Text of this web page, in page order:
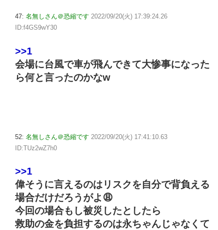
47: 名無しさん＠恐縮です 2022/09/20(火) 17:39:24.26
ID:f4GS9wY30
>>1
会場に台風で車が飛んできて大惨事になった
ら何と言ったのかなw
52: 名無しさん＠恐縮です 2022/09/20(火) 17:41:10.63
ID:TUz2wZ7h0
>>1
偉そうに言えるのはリスクを自分で背負える
場合だけだろうがよ😩
今回の場合もし被災したとしたら
救助の金を負担するのは永ちゃんじゃなくて